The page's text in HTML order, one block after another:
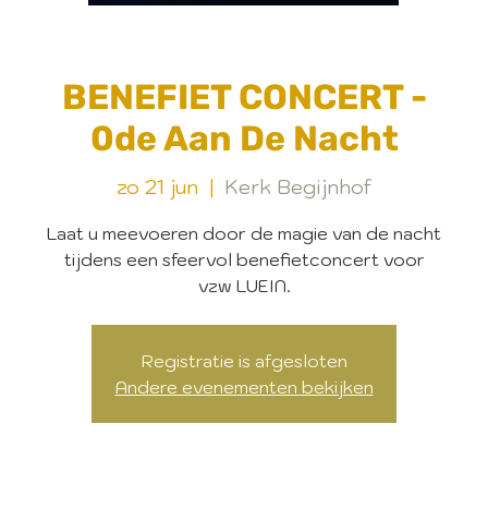
BENEFIET CONCERT -
0de Aan De Nacht
zo 21 jun
  |
Kerk Begijnhof
Laat u meevoeren door de magie van de nacht
tijdens een sfeervol benefietconcert voor
vzw LUEIN.
Registratie is afgesloten
Andere evenementen bekijken